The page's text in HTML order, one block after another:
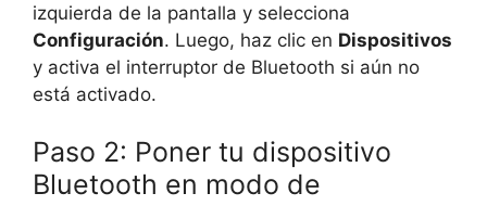
izquierda de la pantalla y selecciona
Configuración. Luego, haz clic en Dispositivos
y activa el interruptor de Bluetooth si aún no
está activado.
Paso 2: Poner tu dispositivo
Bluetooth en modo de